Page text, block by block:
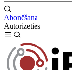
Abonēšana
Autorizēties